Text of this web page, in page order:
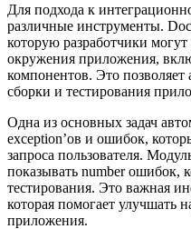
Для подхода к
различные инструменты.
которую разработчики могут
окружения приложения,
компонентов. Это позволяет
сборки и тестирования
Одна из основных задач
exception’ов и ошибок,
запроса пользователя.
показывать number ошибок,
тестирования. Это важная
которая помогает улучшать
приложения.